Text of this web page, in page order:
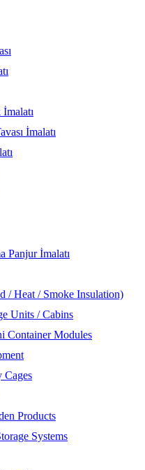
İmalatı
Panjur İmalatı
/ Heat / Smoke Insulation)
Units / Cabins
Container Modules
Cages
Products
Systems